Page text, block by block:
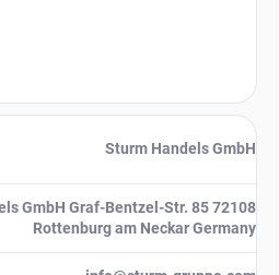
Sturm Handels GmbH
GmbH Graf-Bentzel-Str. 85 72108
Rottenburg am Neckar Germany